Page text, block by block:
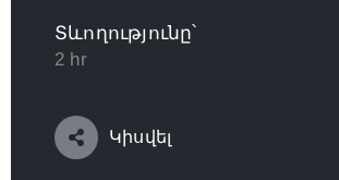
Տևողությունը՝
2 hr
Կիսվել